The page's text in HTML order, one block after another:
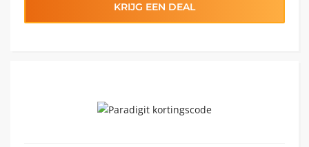
KRIJG EEN DEAL